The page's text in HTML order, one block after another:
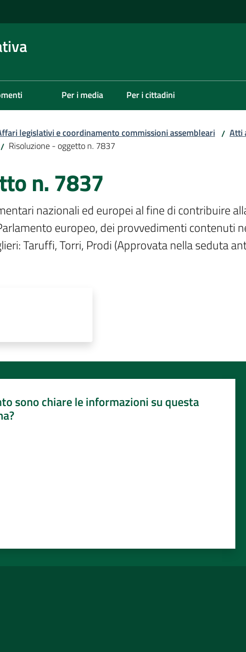
Per i media Per i cittadini
legislativi e coordinamento commissioni assembleari / Atti
/ Risoluzione - oggetto n. 7837
n. 7837
nazionali ed europei al fine di contribuire
europeo, dei provvedimenti contenuti
Taruffi, Torri, Prodi (Approvata nella seduta
sono chiare le informazioni su questa